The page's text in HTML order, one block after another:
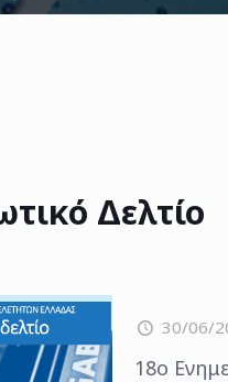
Δελτίο
30/06/
18o